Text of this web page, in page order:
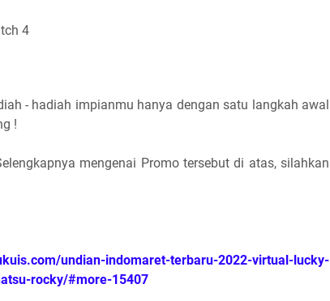
4
- hadiah impianmu hanya dengan satu langkah awal
!
mengenai Promo tersebut di atas, silahkan
undian-indomaret-terbaru-2022-virtual-lucky-
rocky/#more-15407